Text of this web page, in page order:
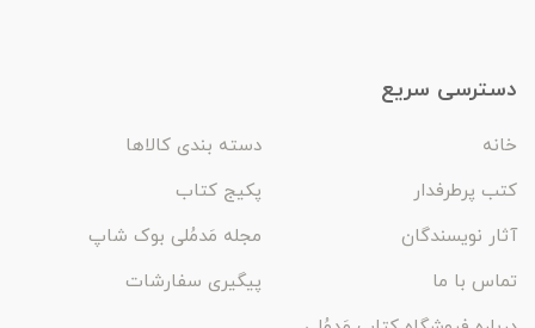
دسترسی سریع
خانه
دسته بندی کالاها
کتب پرطرفدار
پکیج کتاب
آثار نویسندگان
مجله مَدمُلی بوک شاپ
تماس با ما
پیگیری سفارشات